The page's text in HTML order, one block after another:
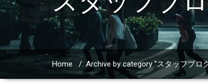
Home / Archive by category "スタッフブロ